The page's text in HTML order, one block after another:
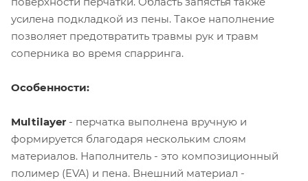
усилена подкладкой из пены. Такое наполнение
позволяет предотвратить травмы рук и травм
соперника во время спарринга.
Особенности:
Multilayer - перчатка выполнена вручную и
формируется благодаря нескольким слоям
материалов. Наполнитель - это композиционный
полимер (EVA) и пена. Внешний материал -